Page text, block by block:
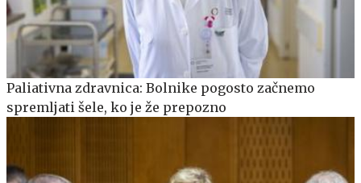
Paliativna zdravnica: Bolnike pogosto začnemo
spremljati šele, ko je že prepozno